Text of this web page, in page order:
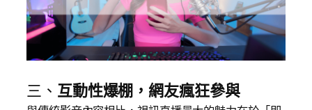
三、 互動性爆棚，網友瘋狂參與